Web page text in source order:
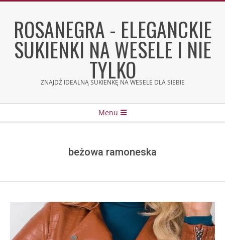
contentROSANEGRA - ELEGANCKIE
SUKIENKI NA WESELE I NIE
TYLKO
ZNAJDŹ IDEALNĄ SUKIENKĘ NA WESELE DLA SIEBIE
Menu
beżowa ramoneska